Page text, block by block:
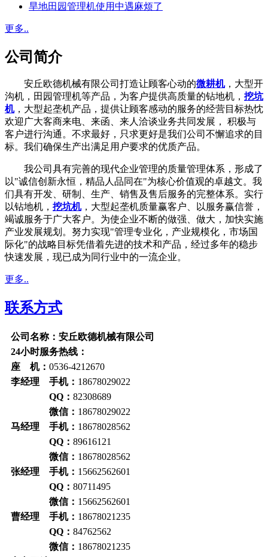
旱地田园管理机使用中遇麻烦了
更多..
公司简介
安丘欧德机械有限公司打造让顾客心动的微耕机，大型开
沟机，田园管理机等产品，为客户提供高质量的钻地机， 挖坑
机，大型起垄机产品，提供让顾客感动的服务的经营目标热忱
欢迎广大客商来电、来函、来人洽谈业务共同发展， 积极与
客户进行沟通。不求最好，只求更好是我们公司不懈追求的目
标。我们确保生产出满足用户要求的优质产品。
我公司具有完善的现代企业管理的质量管理体系，形成了
以"诚信创新永恒，精品人品同在"为核心价值观的卓越文。我
们具有开发、研制、生产、销售及售后服务的完整体系。实行
以钻地机， 挖坑机，大型起垄机质量赢客户、以服务赢信誉，
竭诚服务于广大客户。为使企业不断的做强、做大，加快实施
产业发展规划。努力实现"管理专业化，产业规模化，市场国
际化"的战略目标凭借着先进的技术和产品，经过多年的稳步
快速发展，现已成为同行业中的一流企业。
更多..
联系方式
公司名称：安丘欧德机械有限公司
24小时服务热线：
座 机： 0536-4212670
李经理 手机： 18678029022
QQ： 82308689
微信： 18678029022
马经理 手机： 18678028562
QQ： 89616121
微信： 18678028562
张经理 手机： 15662562601
QQ： 80711495
微信： 15662562601
曹经理 手机： 18678021235
QQ： 84762562
微信： 18678021235